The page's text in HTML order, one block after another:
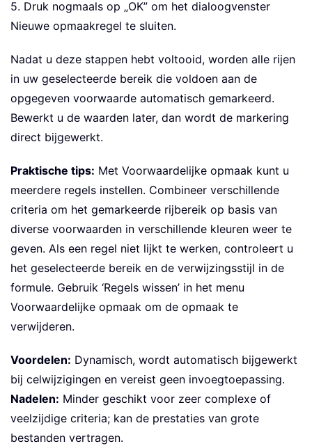
5. Druk nogmaals op „OK” om het dialoogvenster
Nieuwe opmaakregel te sluiten.
Nadat u deze stappen hebt voltooid, worden alle rijen
in uw geselecteerde bereik die voldoen aan de
opgegeven voorwaarde automatisch gemarkeerd.
Bewerkt u de waarden later, dan wordt de markering
direct bijgewerkt.
Praktische tips: Met Voorwaardelijke opmaak kunt u
meerdere regels instellen. Combineer verschillende
criteria om het gemarkeerde rijbereik op basis van
diverse voorwaarden in verschillende kleuren weer te
geven. Als een regel niet lijkt te werken, controleert u
het geselecteerde bereik en de verwijzingsstijl in de
formule. Gebruik ‘Regels wissen’ in het menu
Voorwaardelijke opmaak om de opmaak te
verwijderen.
Voordelen: Dynamisch, wordt automatisch bijgewerkt
bij celwijzigingen en vereist geen invoegtoepassing.
Nadelen: Minder geschikt voor zeer complexe of
veelzijdige criteria; kan de prestaties van grote
bestanden vertragen.